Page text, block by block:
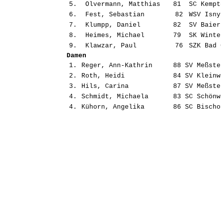
5.
Olvermann, Matthias 81
SC
6.
Fest, Sebastian 82
WSV Isny
7.
Klumpp, Daniel 82
SV
8.
Heimes, Michael 79
SK
9.
Klawzar, Paul 76
SZK Bad
Damen
1.
Reger, Ann-Kathrin 88 SV
2.
Roth, Heidi 84 SV
3.
Hils, Carina 87 SV
4.
Schmidt, Michaela 83 SC
4.
Kühorn, Angelika 86 SC